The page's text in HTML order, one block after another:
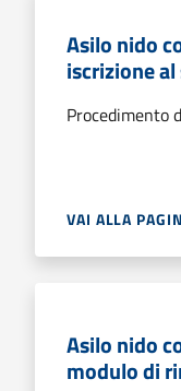
Asilo nido
iscrizione
Procedimento
VAI ALLA
Asilo nido
modulo di